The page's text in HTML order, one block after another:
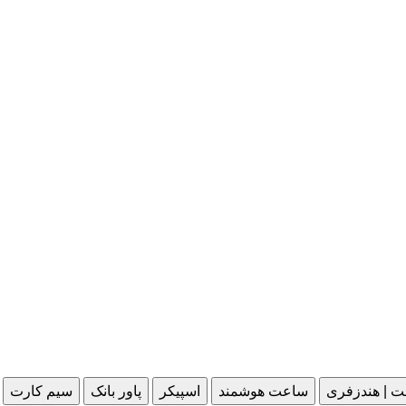
| هندزفری ساعت هوشمند اسپیکر پاور بانک سیم کارت